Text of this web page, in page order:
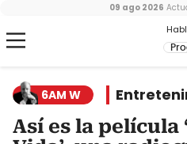
09 ago 2026
6AM W
Así es la película